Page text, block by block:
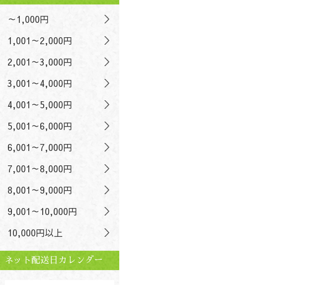
～1,000円
1,001～2,000円
2,001～3,000円
3,001～4,000円
4,001～5,000円
5,001～6,000円
6,001～7,000円
7,001～8,000円
8,001～9,000円
9,001～10,000円
10,000円以上
ネット配送日カレンダー